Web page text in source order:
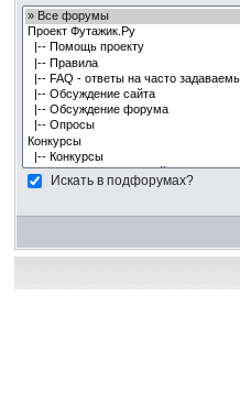
Искать в подфорумах?